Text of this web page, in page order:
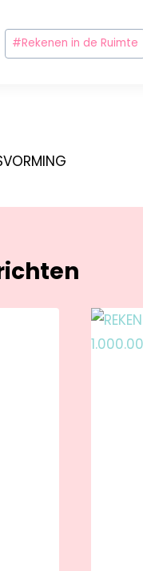
#Rekenen in de Ruimte